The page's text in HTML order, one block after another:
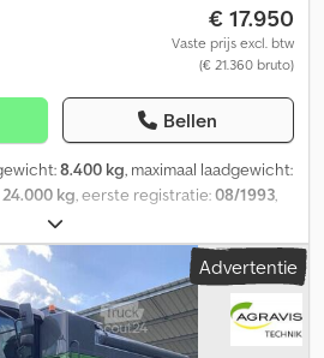
€ 17.950
Vaste prijs excl. btw
(€ 21.360 bruto)
Bellen
8.400 kg, maximaal laadgewicht:
24.000 kg , eerste registratie:08/1993
10/2022, laadruimte lengte:
mm, ophanging:lucht, bandenmaten:
overbrenging:
, voorbandmaat:
9.5R 17.5, bestuurderscabine:
ABS, luchtdrukrem,
Rau / Russisch / Engels / Duits -
Advertentie